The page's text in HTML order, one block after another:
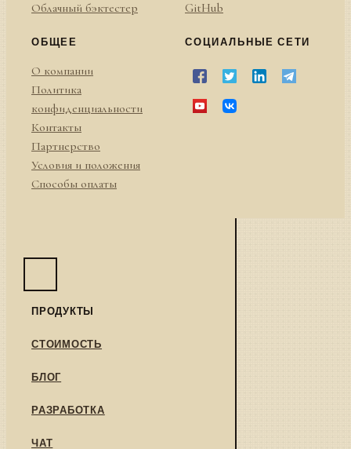
Облачный бэктестер
GitHub
ОБЩЕЕ
О компании
Политика
конфиденциальности
Контакты
Партнерство
Условия и положения
Способы оплаты
СОЦИАЛЬНЫЕ СЕТИ
ПРОДУКТЫ
СТОИМОСТЬ
БЛОГ
РАЗРАБОТКА
ЧАТ